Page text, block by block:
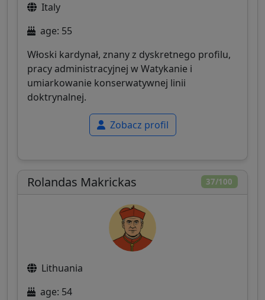
Italy
age: 55
Włoski kardynał, znany z dyskretnego profilu,
pracy administracyjnej w Watykanie i
umiarkowanie konserwatywnej linii
doktrynalnej.
Zobacz profil
37/100
Rolandas Makrickas
Lithuania
age: 54